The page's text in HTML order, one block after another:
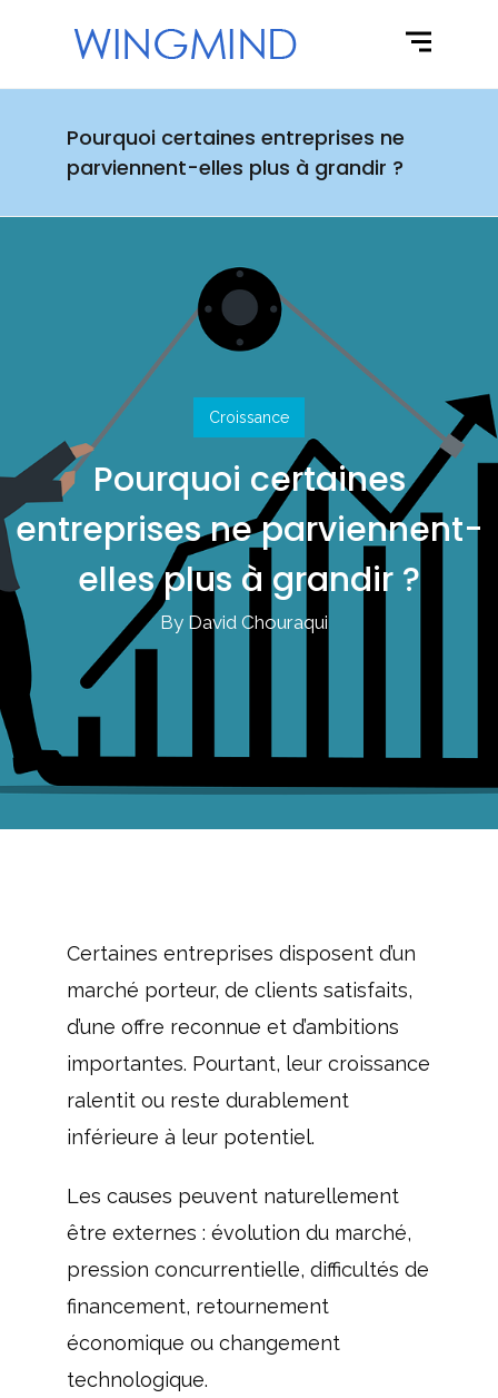
Pourquoi certaines entreprises ne
parviennent-elles plus à grandir ?
Croissance
Pourquoi certaines
entreprises ne parviennent-
elles plus à grandir ?
By David Chouraqui
Certaines entreprises disposent d’un
marché porteur, de clients satisfaits,
d’une offre reconnue et d’ambitions
importantes. Pourtant, leur croissance
ralentit ou reste durablement
inférieure à leur potentiel.
Les causes peuvent naturellement
être externes : évolution du marché,
pression concurrentielle, difficultés de
financement, retournement
économique ou changement
technologique.